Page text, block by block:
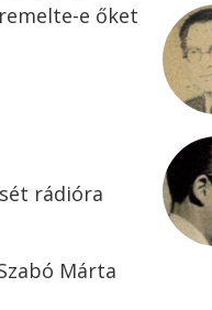
e őket
rádióra
Márta